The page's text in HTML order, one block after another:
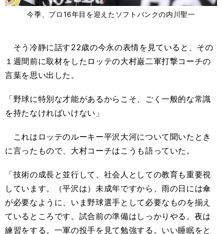
今季、プロ16年目を迎えたソフトバンクの内川聖一
そう冷静に話す22歳の今永の表情を見ていると、その
１週間前に取材をしたロッテの大村巌二軍打撃コーチの
言葉を思い出した。
「野球に特別な才能があるからこそ、ごく一般的な常識
を持たなければいけない」
これはロッテのルーキー平沢大河について聞いたとき
に言ったもので、大村コーチはこうも語っていた。
「技術の成長と並行して、社会人としての教育も重要視
しています。（平沢は）未成年ですから、雨の日には傘
が必要なように、いま野球選手として必要なものを揃え
ているところです。試合前の準備はしっかりやる。夜は
練習をする。一軍の投手を見て勉強する。いい睡眠をと